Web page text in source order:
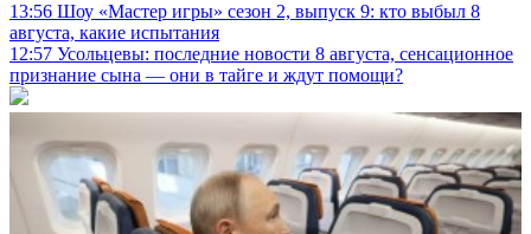
13:56 Шоу «Мастер игры» сезон 2, выпуск 9: кто выбыл 8
августа, какие испытания
12:57 Усольцевы: последние новости 8 августа, сенсационное
признание сына — они в тайге и ждут помощи?